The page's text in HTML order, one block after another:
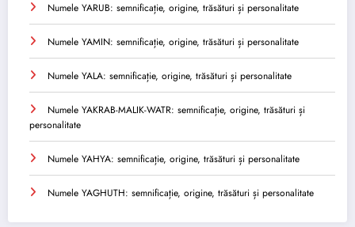
Numele YARUB: semnificație, origine, trăsături și personalitate
Numele YAMIN: semnificație, origine, trăsături și personalitate
Numele YALA: semnificație, origine, trăsături și personalitate
Numele YAKRAB-MALIK-WATR: semnificație, origine, trăsături și
personalitate
Numele YAHYA: semnificație, origine, trăsături și personalitate
Numele YAGHUTH: semnificație, origine, trăsături și personalitate